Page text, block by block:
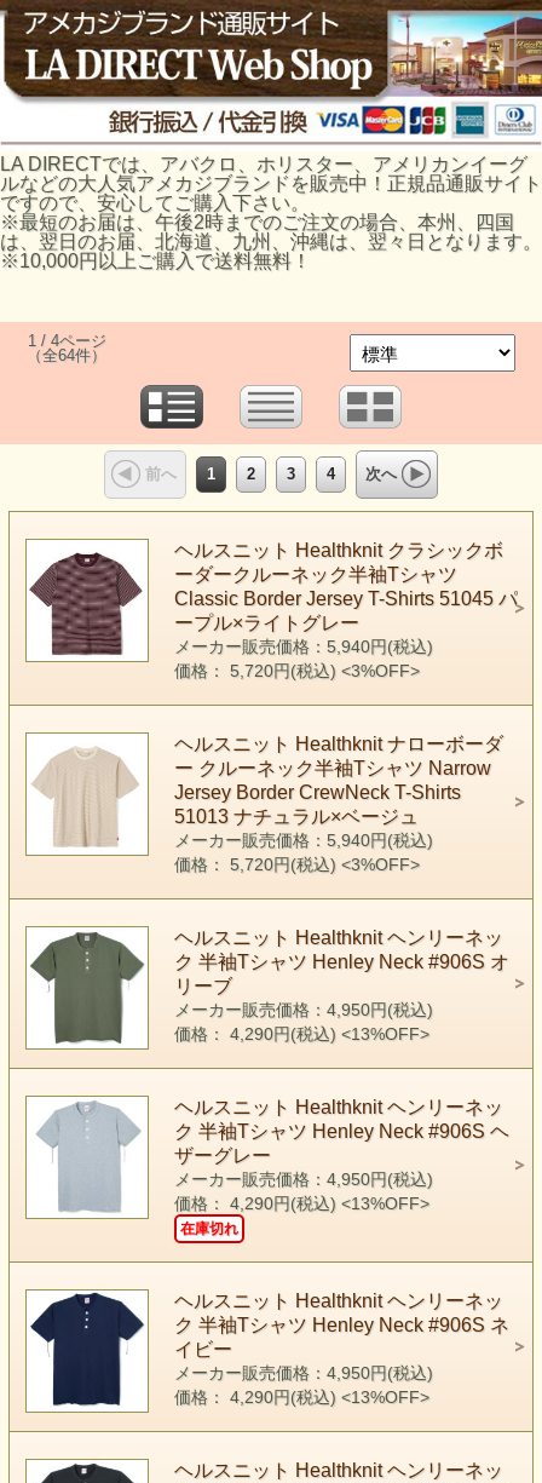
LA DIRECTでは、アバクロ、ホリスター、アメリカンイーグ
ルなどの大人気アメカジブランドを販売中！正規品通販サイト
ですので、安心してご購入下さい。
※最短のお届は、午後2時までのご注文の場合、本州、四国
は、翌日のお届、北海道、九州、沖縄は、翌々日となります。
※10,000円以上ご購入で送料無料！
1 / 4ページ
（全64件）
前へ 1 2 3 4 次へ
ヘルスニット Healthknit クラシックボ
ーダークルーネック半袖Tシャツ
Classic Border Jersey T-Shirts 51045 パ
ープル×ライトグレー
メーカー販売価格：5,940円(税込)
価格： 5,720円(税込) <3%OFF>
ヘルスニット Healthknit ナローボーダ
ー クルーネック半袖Tシャツ Narrow
Jersey Border CrewNeck T-Shirts
51013 ナチュラル×ベージュ
メーカー販売価格：5,940円(税込)
価格： 5,720円(税込) <3%OFF>
ヘルスニット Healthknit ヘンリーネッ
ク 半袖Tシャツ Henley Neck #906S オ
リーブ
メーカー販売価格：4,950円(税込)
価格： 4,290円(税込) <13%OFF>
ヘルスニット Healthknit ヘンリーネッ
ク 半袖Tシャツ Henley Neck #906S ヘ
ザーグレー
メーカー販売価格：4,950円(税込)
価格： 4,290円(税込) <13%OFF>
在庫切れ
ヘルスニット Healthknit ヘンリーネッ
ク 半袖Tシャツ Henley Neck #906S ネ
イビー
メーカー販売価格：4,950円(税込)
価格： 4,290円(税込) <13%OFF>
ヘルスニット Healthknit ヘンリーネッ